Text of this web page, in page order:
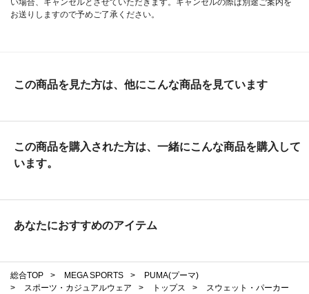
い場合、キャンセルとさせていただきます。キャンセルの際は別途ご案内を
お送りしますので予めご了承ください。
この商品を見た方は、他にこんな商品を見ています
この商品を購入された方は、一緒にこんな商品を購入して
います。
あなたにおすすめのアイテム
総合TOP > MEGA SPORTS >
PUMA(プーマ)
>
スポーツ・カジュアルウェア > トップス >
スウェット・パーカー